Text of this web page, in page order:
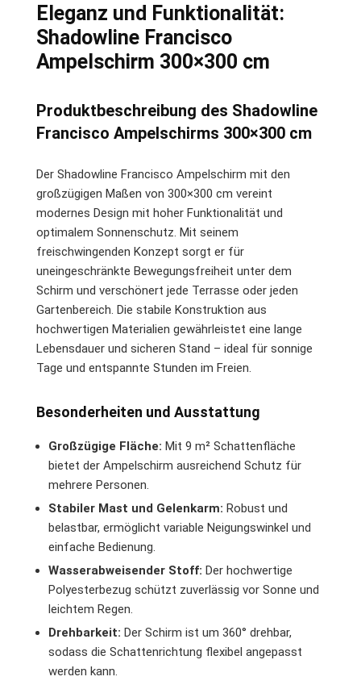
Eleganz und Funktionalität:
Shadowline Francisco
Ampelschirm 300×300 cm
Produktbeschreibung des Shadowline
Francisco Ampelschirms 300×300 cm
Der Shadowline Francisco Ampelschirm mit den
großzügigen Maßen von 300×300 cm vereint
modernes Design mit hoher Funktionalität und
optimalem Sonnenschutz. Mit seinem
freischwingenden Konzept sorgt er für
uneingeschränkte Bewegungsfreiheit unter dem
Schirm und verschönert jede Terrasse oder jeden
Gartenbereich. Die stabile Konstruktion aus
hochwertigen Materialien gewährleistet eine lange
Lebensdauer und sicheren Stand – ideal für sonnige
Tage und entspannte Stunden im Freien.
Besonderheiten und Ausstattung
Großzügige Fläche: Mit 9 m² Schattenfläche
bietet der Ampelschirm ausreichend Schutz für
mehrere Personen.
Stabiler Mast und Gelenkarm: Robust und
belastbar, ermöglicht variable Neigungswinkel und
einfache Bedienung.
Wasserabweisender Stoff: Der hochwertige
Polyesterbezug schützt zuverlässig vor Sonne und
leichtem Regen.
Drehbarkeit: Der Schirm ist um 360° drehbar,
sodass die Schattenrichtung flexibel angepasst
werden kann.